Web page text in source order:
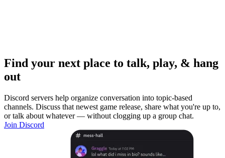
Find your next place to talk, play, & hang
out
Discord servers help organize conversation into topic-based
channels. Discuss that newest game release, share what you're up to,
or talk about whatever — without clogging up a group chat.
Join Discord